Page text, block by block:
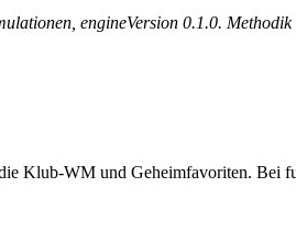
engineVersion 0.1.0.
Klub-WM und Geheimfavoriten. Bei